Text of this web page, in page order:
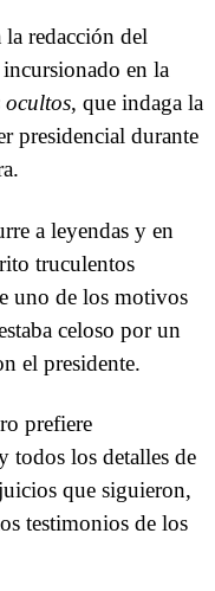
la redacción del
en la
ocultos, que indaga la
presidencial durante
a leyendas y en
truculentos
uno de los motivos
celoso por un
el presidente.
prefiere
todos los detalles de
que siguieron,
testimonios de los